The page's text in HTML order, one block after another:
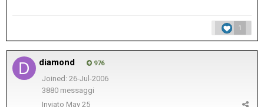
1
diamond 976
Joined: 26-Jul-2006
3880 messaggi
Inviato May 25